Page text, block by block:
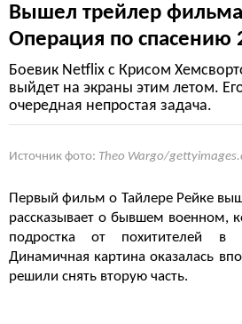
Вышел трейлер
Операция по спасению
Боевик Netflix с Крисом
выйдет на экраны этим летом.
очередная непростая задача.
Источник фото: Theo Wargo/
Первый фильм о Тайлере Рейке
рассказывает о бывшем военном,
подростка от похитителей в
Динамичная картина оказалась
решили снять вторую часть.